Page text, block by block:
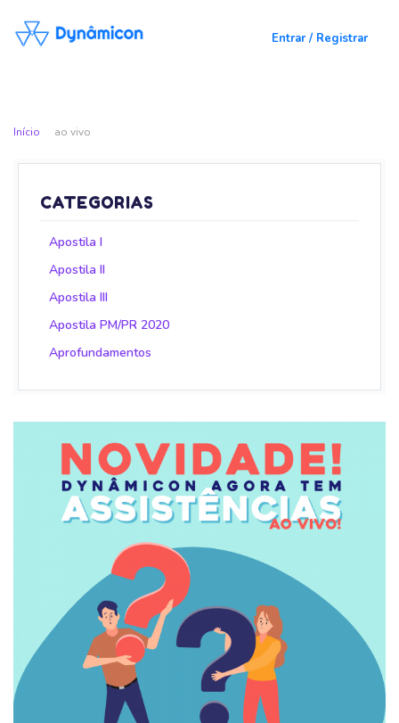
Entrar / Registrar
Início ao vivo
CATEGORIAS
Apostila I
Apostila II
Apostila III
Apostila PM/PR 2020
Aprofundamentos